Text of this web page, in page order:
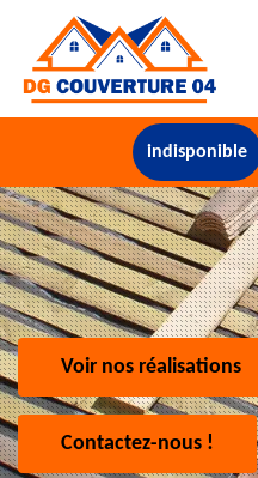
indisponible
Voir nos réalisations
Contactez-nous !